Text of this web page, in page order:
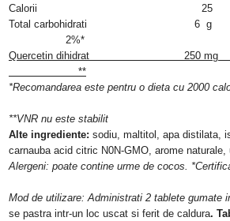
Calorii
25
Total carbohidrati
6
2%*
Quercetin dihidrat
**
*Recomandarea este pentru o dieta cu 2000
**VNR nu este stabilit
Alte ingrediente: sodiu, maltitol, apa distilata,
carnauba acid citric N0N-GMO, arome naturale,
Alergeni: poate contine urme de cocos.
Mod de utilizare: Administrati 2 tablete gumate
se pastra intr-un loc uscat si ferit de caldura.